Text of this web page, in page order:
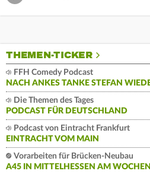
THEMEN-TICKER
FFH Comedy Podcast
NACH ANKES TANKE STEFAN
Die Themen des Tages
PODCAST FÜR DEUTSCHLAND
Podcast von Eintracht Frankfurt
EINTRACHT VOM MAIN
Vorarbeiten für Brücken-Neubau
A45 IN MITTELHESSEN AM